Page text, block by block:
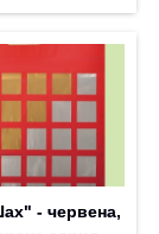
- червена,